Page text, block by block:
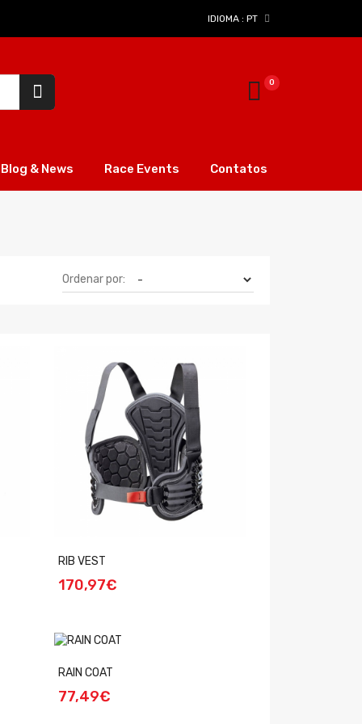
IDIOMA : PT
Blog & News Race Events Contatos
Ordenar por:
RIB VEST
170,97€
RAIN COAT
77,49€